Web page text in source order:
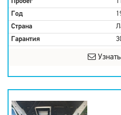
Год
Страна
Гарантия